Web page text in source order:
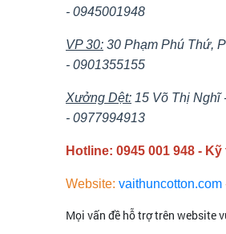
- 0945001948
VP 30: 30 Phạm Phú Thứ,
- 0901355155
Xưởng Dệt: 15 Võ Thị Nghĩ
- 0977994913
Hotline: 0945 001 948 -
Website: vaithuncotton.com
Mọi vấn đề hỗ trợ trên website